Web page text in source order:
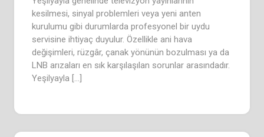
kesilmesi, sinyal problemleri veya yeni anten
kurulumu gibi durumlarda profesyonel bir uydu
servisine ihtiyaç duyulur. Özellikle ani hava
değişimleri, rüzgâr, çanak yönünün bozulması ya da
LNB arızaları en sık karşılaşılan sorunlar arasındadır.
Yeşilyayla […]